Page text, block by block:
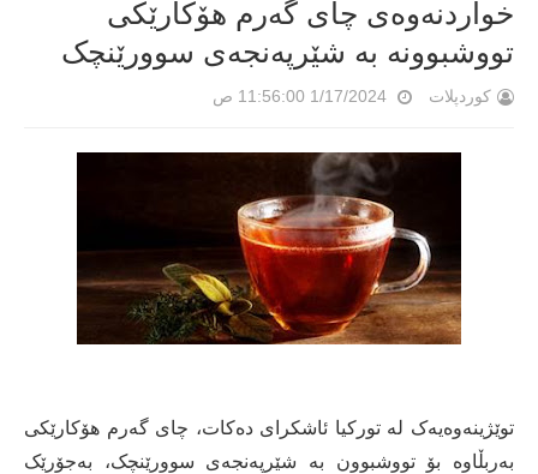
خواردنەوەی چای گەرم هۆکارێکی
تووشبوونە بە شێرپەنجەی سوورێنچک
کوردپلات 1/17/2024 11:56:00 ص
توێژینەوەیەک لە تورکیا ئاشکرای دەکات، چای گەرم هۆکارێکی
بەربڵاوە بۆ تووشبوون بە شێرپەنجەی سوورێنچک، بەجۆرێک